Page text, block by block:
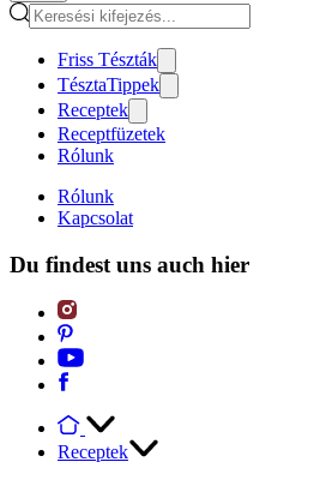
Friss Tészták
TésztaTippek
Receptek
Receptfüzetek
Rólunk
Rólunk
Kapcsolat
Du findest uns auch hier
Receptek